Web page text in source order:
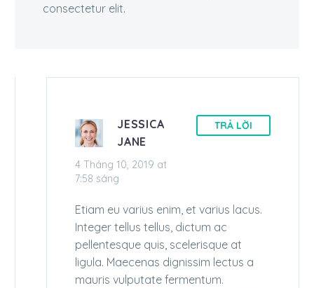
consectetur elit.
JESSICA
JANE
4 Tháng 10, 2019 at
7:58 sáng
TRẢ LỜI
Etiam eu varius enim, et varius lacus.
Integer tellus tellus, dictum ac
pellentesque quis, scelerisque at
ligula. Maecenas dignissim lectus a
mauris vulputate fermentum.